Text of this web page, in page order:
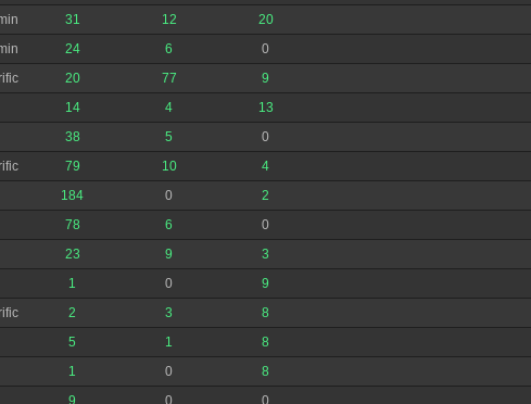
31 12 20
24 6 0
20 77 9
14 4 13
38 5 0
79 10 4
184 0 2
78 6 0
23 9 3
1 0 9
2 3 8
5 1 8
1 0 8
9 0 0